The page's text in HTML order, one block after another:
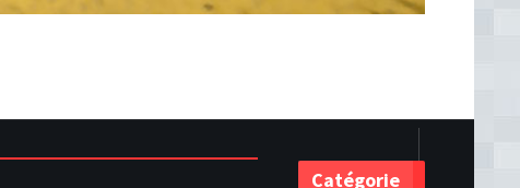
Catégorie